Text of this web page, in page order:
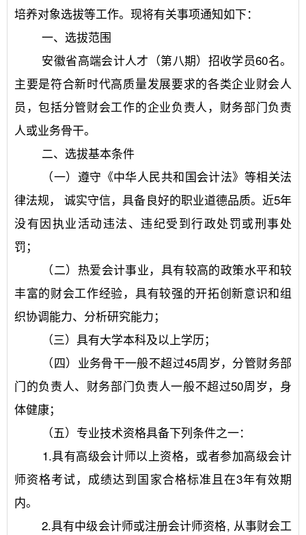
培养对象选拔等工作。现将有关事项通知如下：
	一、选拔范围
主要是符合新时代高质量发展要求的各类企业财会人
员，包括分管财会工作的企业负责人，财务部门负责
人或业务骨干。
	二、选拔基本条件
律法规， 诚实守信，具备良好的职业道德品质。近5年
没有因执业活动违法、违纪受到行政处罚或刑事处
罚；
丰富的财会工作经验，具有较强的开拓创新意识和组
织协调能力、分析研究能力；
	（三）具有大学本科及以上学历；
门的负责人、财务部门负责人一般不超过50周岁，身
体健康；
	（五）专业技术资格具备下列条件之一：
师资格考试，成绩达到国家合格标准且在3年有效期
内。
	2.具有中级会计师或注册会计师资格, 从事财会工